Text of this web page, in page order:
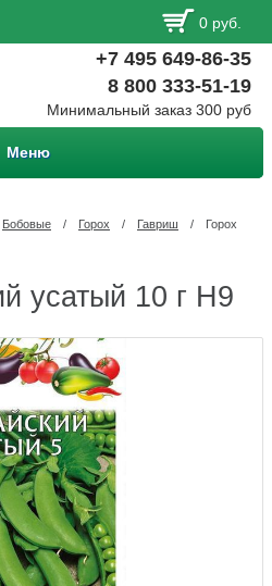
0 руб.
+7 495 649-86-35
8 800 333-51-19
Минимальный заказ 300 руб
Меню
Бобовые / Горох / Гавриш /
Горох
усатый 10 г Н9